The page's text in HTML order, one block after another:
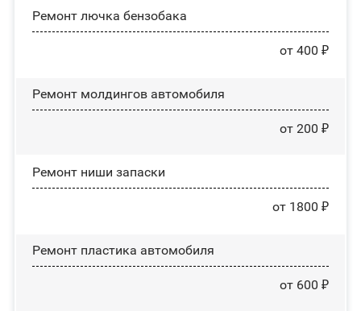
Ремонт лючка бензобака
от 400 ₽
Ремонт молдингов автомобиля
от 200 ₽
Ремонт ниши запаски
от 1800 ₽
Ремонт пластика автомобиля
от 600 ₽